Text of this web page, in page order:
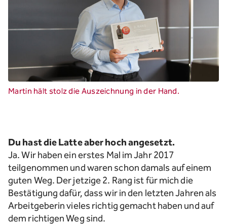
Martin hält stolz die Auszeichnung in der Hand.
Du hast die Latte aber hoch angesetzt.
Ja. Wir haben ein erstes Mal im Jahr 2017
teilgenommen und waren schon damals auf einem
guten Weg. Der jetzige 2. Rang ist für mich die
Bestätigung dafür, dass wir in den letzten Jahren als
Arbeitgeberin vieles richtig gemacht haben und auf
dem richtigen Weg sind.